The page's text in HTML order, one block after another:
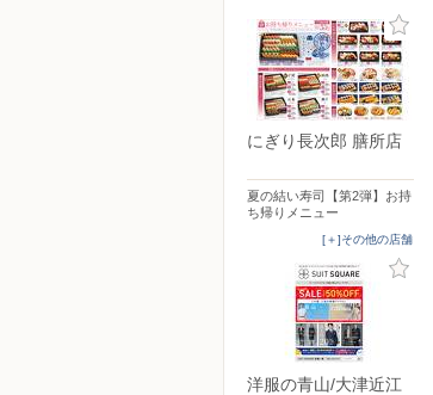
にぎり長次郎 膳所店
夏の結い寿司【第2弾】お持
ち帰りメニュー
[＋]その他の店舗
洋服の青山/大津近江